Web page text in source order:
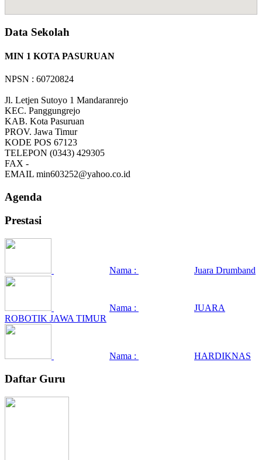
Data Sekolah
MIN 1 KOTA PASURUAN
NPSN : 60720824
Jl. Letjen Sutoyo 1 Mandaranrejo
KEC. Panggungrejo
KAB. Kota Pasuruan
PROV. Jawa Timur
KODE POS 67123
TELEPON (0343) 429305
FAX -
EMAIL min603252@yahoo.co.id
Agenda
Prestasi
Nama : Juara Drumband
Nama :
JUARA
ROBOTIK JAWA TIMUR
Nama : HARDIKNAS
Daftar Guru